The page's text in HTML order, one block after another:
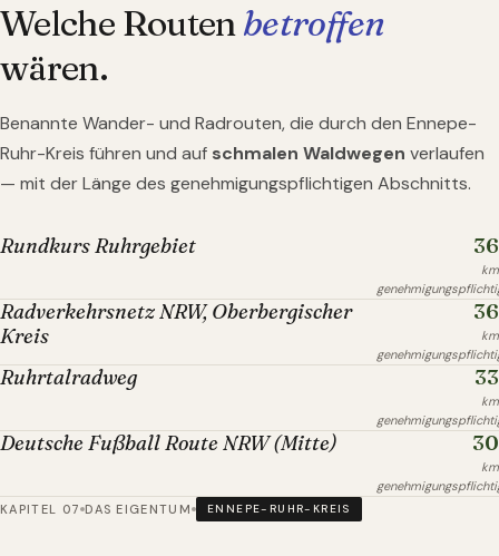
Welche Routenbetroffen
wären.
Benannte Wander- und Radrouten, die durch den Ennepe-
Ruhr-Kreis führen und auf schmalen Waldwegen verlaufen
— mit der Länge des genehmigungspflichtigen Abschnitts.
Rundkurs Ruhrgebiet 36
km
Radverkehrsnetz NRW, Oberbergischer
Kreis
36
km
Ruhrtalradweg 33
km
Deutsche Fußball Route NRW (Mitte) 30
km
KAPITEL 07 DAS EIGENTUM ENNEPE-RUHR-KREIS